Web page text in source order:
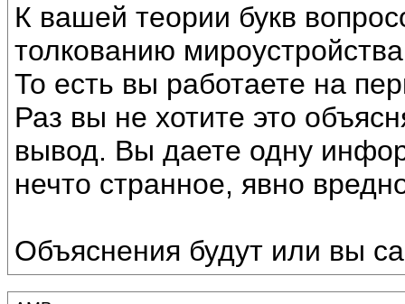
К вашей теории букв
толкованию
То есть вы работаете на
Раз вы не хотите это
вывод. Вы даете одну
нечто странное, явно
Объяснения будут или вы